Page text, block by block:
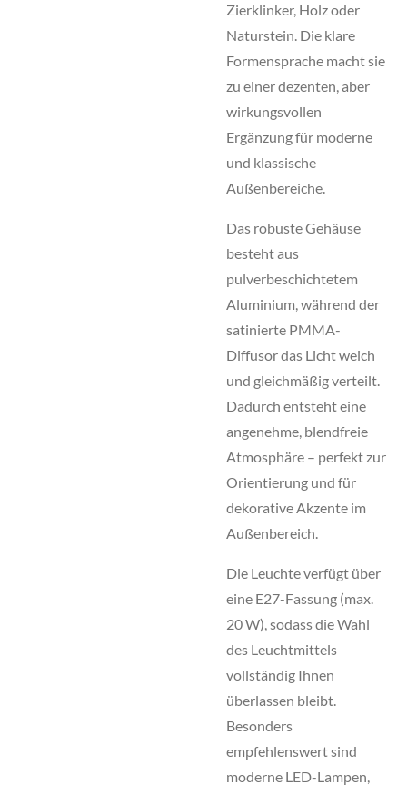
Zierklinker, Holz oder
Naturstein. Die klare
Formensprache macht sie
zu einer dezenten, aber
wirkungsvollen
Ergänzung für moderne
und klassische
Außenbereiche.
Das robuste Gehäuse
besteht aus
pulverbeschichtetem
Aluminium, während der
satinierte PMMA-
Diffusor das Licht weich
und gleichmäßig verteilt.
Dadurch entsteht eine
angenehme, blendfreie
Atmosphäre – perfekt zur
Orientierung und für
dekorative Akzente im
Außenbereich.
Die Leuchte verfügt über
eine E27-Fassung (max.
20 W), sodass die Wahl
des Leuchtmittels
vollständig Ihnen
überlassen bleibt.
Besonders
empfehlenswert sind
moderne LED-Lampen,